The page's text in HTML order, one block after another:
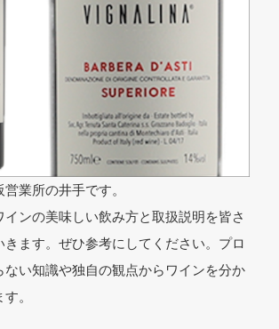
業所の井手です。
インの美味しい飲み方と取扱説明を皆さ
きます。ぜひ参考にしてください。プロ
ない知識や独自の観点からワインを分か
。